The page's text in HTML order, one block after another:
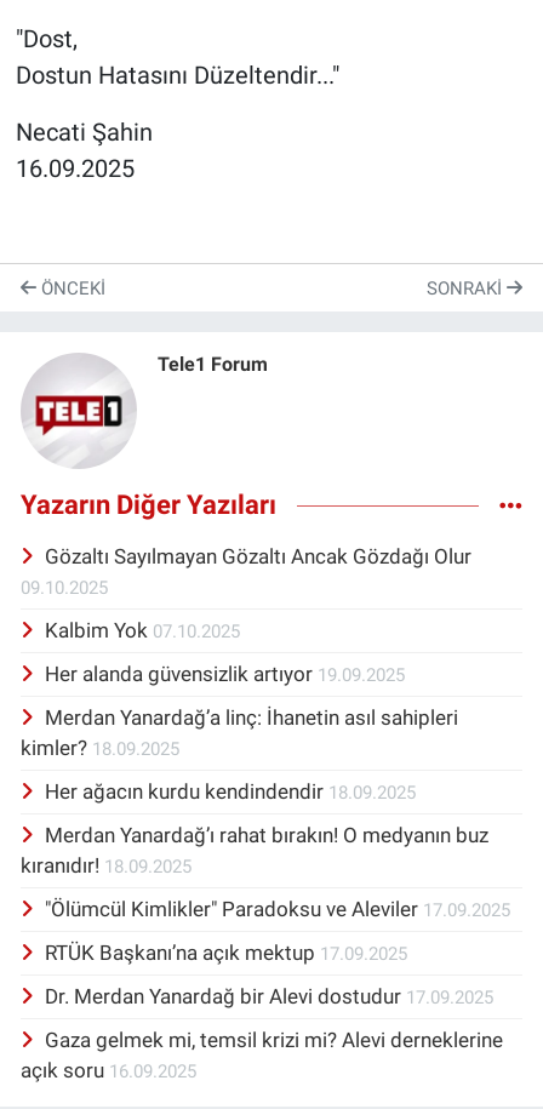
"Dost,
Dostun Hatasını Düzeltendir..."
Necati Şahin
16.09.2025
ÖNCEKI SONRAKI
Tele1 Forum
Yazarın Diğer Yazıları
Gözaltı Sayılmayan Gözaltı Ancak Gözdağı Olur
09.10.2025
Kalbim Yok 07.10.2025
Her alanda güvensizlik artıyor 19.09.2025
Merdan Yanardağ’a linç: İhanetin asıl sahipleri
kimler? 18.09.2025
Her ağacın kurdu kendindendir 18.09.2025
Merdan Yanardağ’ı rahat bırakın! O medyanın buz
kıranıdır! 18.09.2025
"Ölümcül Kimlikler" Paradoksu ve Aleviler 17.09.2025
RTÜK Başkanı’na açık mektup 17.09.2025
Dr. Merdan Yanardağ bir Alevi dostudur 17.09.2025
Gaza gelmek mi, temsil krizi mi? Alevi derneklerine
açık soru 16.09.2025